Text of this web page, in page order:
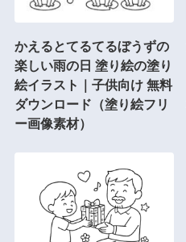
かえるとてるてるぼうずの
楽しい雨の日 塗り絵の塗り
絵イラスト｜子供向け 無料
ダウンロード（塗り絵フリ
ー画像素材）